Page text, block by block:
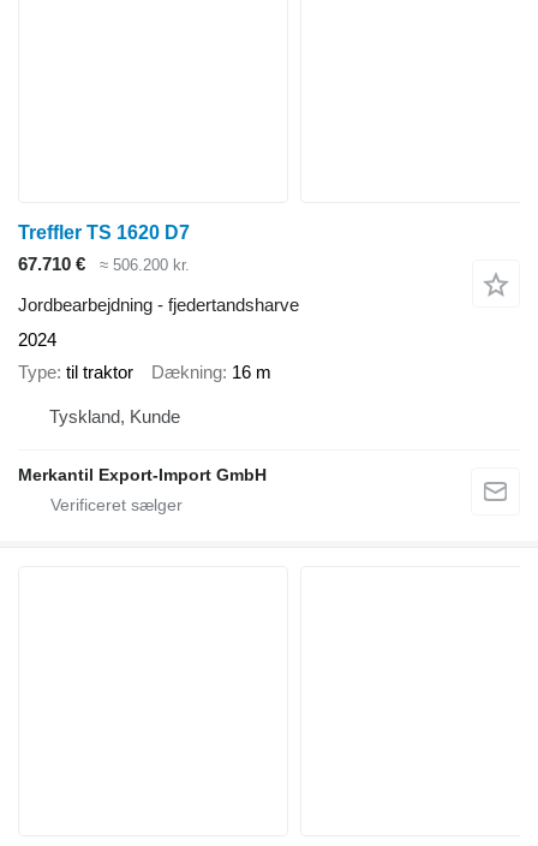
Treffler TS 1620 D7
67.710 €
≈ 506.200 kr.
Jordbearbejdning - fjedertandsharve
2024
Type til traktor Dækning 16 m
Tyskland, Kunde
Merkantil Export-Import GmbH